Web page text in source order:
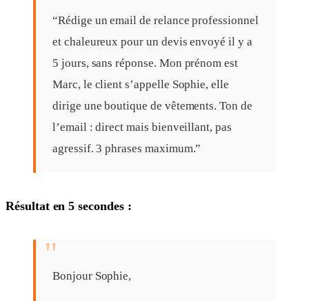
“Rédige un email de relance professionnel
et chaleureux pour un devis envoyé il y a
5 jours, sans réponse. Mon prénom est
Marc, le client s’appelle Sophie, elle
dirige une boutique de vêtements. Ton de
l’email : direct mais bienveillant, pas
agressif. 3 phrases maximum.”
Résultat en 5 secondes :
Bonjour Sophie,